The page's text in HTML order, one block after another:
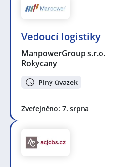
Vedoucí logistiky
ManpowerGroup s.r.o.
Rokycany
Plný úvazek
Zveřejněno: 7. srpna